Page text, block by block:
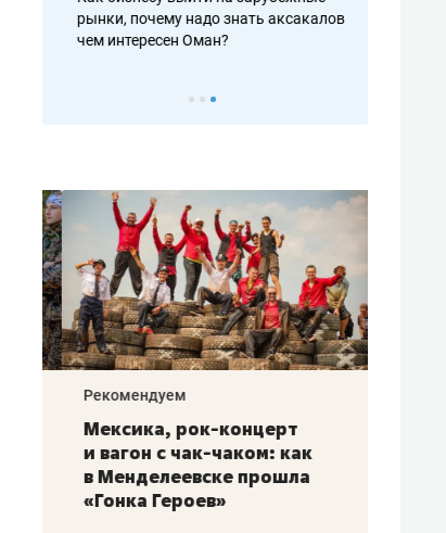
рынки, почему надо знать аксакалов и
чем интересен Оман?
Рекомендуем
Мексика, рок-концерт
и вагон с чак-чаком: как
в Менделеевске прошла
«Гонка Героев»